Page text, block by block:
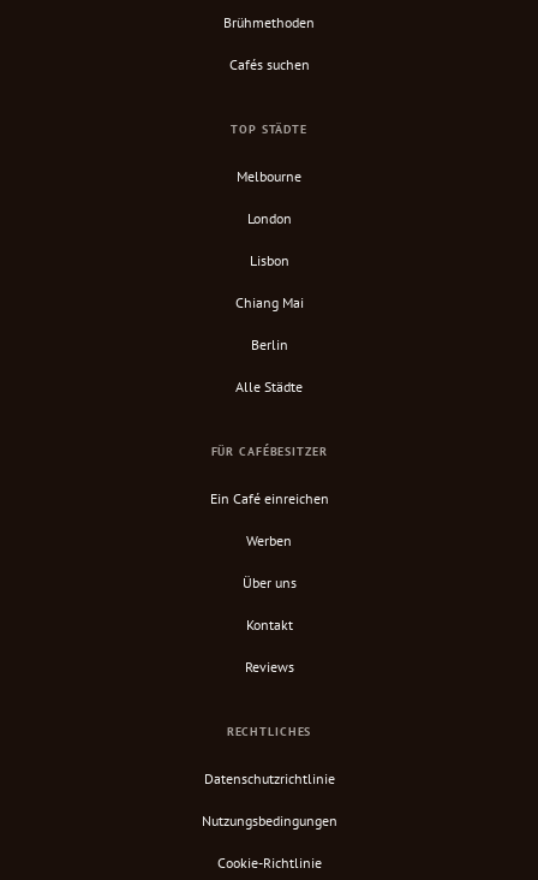
Brühmethoden
Cafés suchen
TOP STÄDTE
Melbourne
London
Lisbon
Chiang Mai
Berlin
Alle Städte
FÜR CAFÉBESITZER
Ein Café einreichen
Werben
Über uns
Kontakt
Reviews
RECHTLICHES
Datenschutzrichtlinie
Nutzungsbedingungen
Cookie-Richtlinie